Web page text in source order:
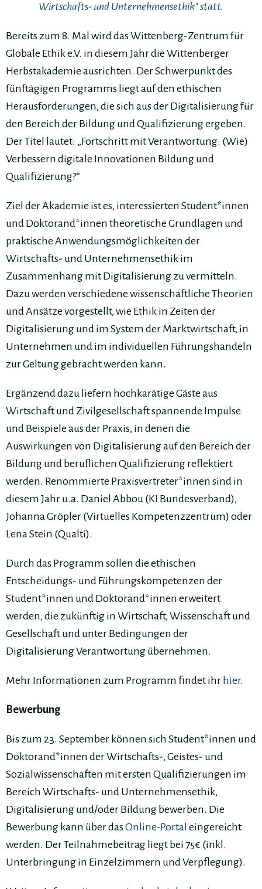
Wirtschafts- und Unternehmensethik" statt.
Bereits zum 8. Mal wird das Wittenberg-Zentrum für
Globale Ethik e.V. in diesem Jahr die Wittenberger
Herbstakademie ausrichten. Der Schwerpunkt des
fünftägigen Programms liegt auf den ethischen
Herausforderungen, die sich aus der Digitalisierung für
den Bereich der Bildung und Qualifizierung ergeben.
Der Titel lautet: „Fortschritt mit Verantwortung: (Wie)
Verbessern digitale Innovationen Bildung und
Qualifizierung?“
Ziel der Akademie ist es, interessierten Student*innen
und Doktorand*innen theoretische Grundlagen und
praktische Anwendungsmöglichkeiten der
Wirtschafts- und Unternehmensethik im
Zusammenhang mit Digitalisierung zu vermitteln.
Dazu werden verschiedene wissenschaftliche Theorien
und Ansätze vorgestellt, wie Ethik in Zeiten der
Digitalisierung und im System der Marktwirtschaft, in
Unternehmen und im individuellen Führungshandeln
zur Geltung gebracht werden kann.
Ergänzend dazu liefern hochkarätige Gäste aus
Wirtschaft und Zivilgesellschaft spannende Impulse
und Beispiele aus der Praxis, in denen die
Auswirkungen von Digitalisierung auf den Bereich der
Bildung und beruflichen Qualifizierung reflektiert
werden. Renommierte Praxisvertreter*innen sind in
diesem Jahr u.a. Daniel Abbou (KI Bundesverband),
Johanna Gröpler (Virtuelles Kompetenzzentrum) oder
Lena Stein (Qualti).
Durch das Programm sollen die ethischen
Entscheidungs- und Führungskompetenzen der
Student*innen und Doktorand*innen erweitert
werden, die zukünftig in Wirtschaft, Wissenschaft und
Gesellschaft und unter Bedingungen der
Digitalisierung Verantwortung übernehmen.
Mehr Informationen zum Programm findet ihr hier.
Bewerbung
Bis zum 23. September können sich Student*innen und
Doktorand*innen der Wirtschafts-, Geistes- und
Sozialwissenschaften mit ersten Qualifizierungen im
Bereich Wirtschafts- und Unternehmensethik,
Digitalisierung und/oder Bildung bewerben. Die
Bewerbung kann über dasOnline-Portal eingereicht
werden. Der Teilnahmebeitrag liegt bei 75€ (inkl.
Unterbringung in Einzelzimmern und Verpflegung).